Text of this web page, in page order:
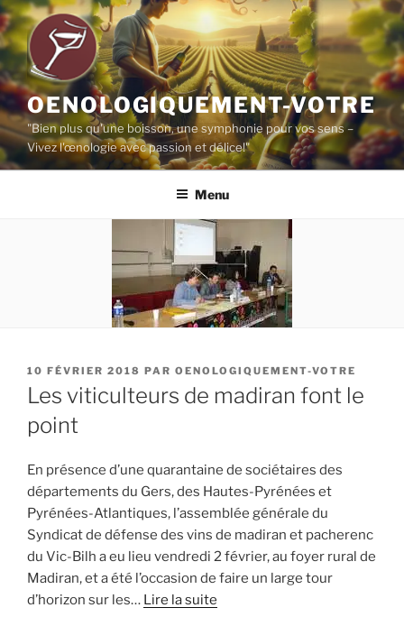
Aller
au
contenu
principal
OENOLOGIQUEMENT-VOTRE
"Bien plus qu'une boisson, une symphonie pour vos sens –
Vivez l'œnologie avec passion et délice!"
Menu
PUBLIÉ
LE
10 FÉVRIER 2018 PAR OENOLOGIQUEMENT-VOTRE
Les viticulteurs de madiran font le
point
En présence d’une quarantaine de sociétaires des
départements du Gers, des Hautes-Pyrénées et
Pyrénées-Atlantiques, l’assemblée générale du
Syndicat de défense des vins de madiran et pacherenc
du Vic-Bilh a eu lieu vendredi 2 février, au foyer rural de
Madiran, et a été l’occasion de faire un large tour
d’horizon sur les… Lire la suite